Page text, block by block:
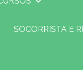
SOCORRISTA E